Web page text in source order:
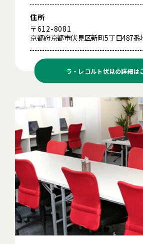
住所
〒612-8081
京都府京都市伏見区新町5丁目487番
ラ・レコルト伏見の詳細は